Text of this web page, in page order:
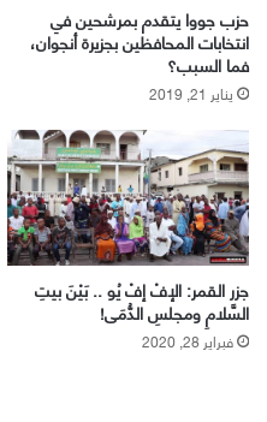
حزب جووا يتقدم بمرشحين في
انتخابات المحافظين بجزيرة أنجوان،
فما السبب؟
يناير 21, 2019
جزر القمر: الإفْ إفْ يُو .. بَيْنَ بيتِ
السَّلامِ ومجلسِ الدُّمَى!
فبراير 28, 2020